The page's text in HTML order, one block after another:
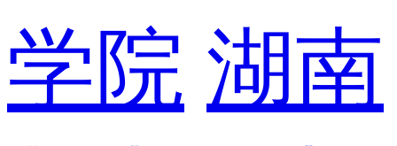
学院 湖南